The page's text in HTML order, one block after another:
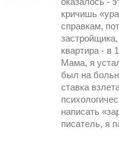
оказалось -
кричишь
справкам,
квартира - в
Мама, я
был на
ставка
написать
писатель, я